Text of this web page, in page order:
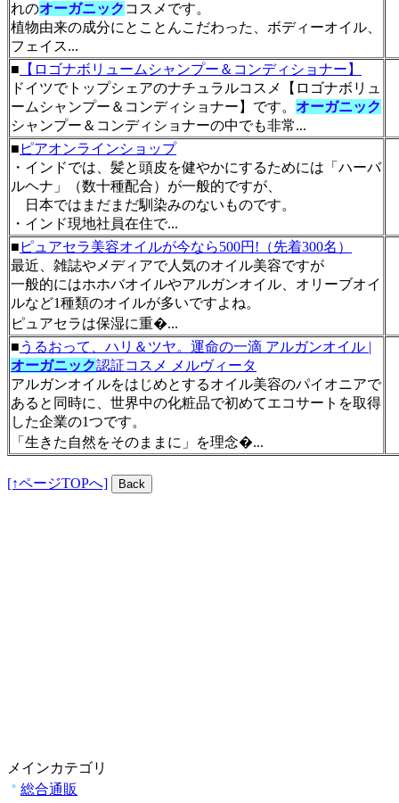
れのオーガニック コスメです。
植物由来の成分にとことんこだわった、ボディーオイル、
フェイス...
■ 【ロゴナボリュームシャンプー＆コンディショナー】
ドイツでトップシェアのナチュラルコスメ【ロゴナボリュ
ームシャンプー＆コンディショナー】です。 オーガニック
シャンプー＆コンディショナーの中でも非常...
■ ピアオンラインショップ
・インドでは、髪と頭皮を健やかにするためには「ハーバ
ルヘナ」（数十種配合）が一般的ですが、
日本ではまだまだ馴染みのないものです。
・インド現地社員在住で...
■ ピュアセラ美容オイルが今なら500円!（先着300名）
最近、雑誌やメディアで人気のオイル美容ですが
一般的にはホホバオイルやアルガンオイル、オリーブオイ
ルなど1種類のオイルが多いですよね。
ピュアセラは保湿に重�...
■ うるおって、ハリ＆ツヤ。運命の一滴 アルガンオイル |
オーガニック認証コスメ メルヴィータ
アルガンオイルをはじめとするオイル美容のパイオニアで
あると同時に、世界中の化粧品で初めてエコサートを取得
した企業の1つです。
「生きた自然をそのままに」を理念�...
[↑ページTOPへ]
メインカテゴリ
総合通販